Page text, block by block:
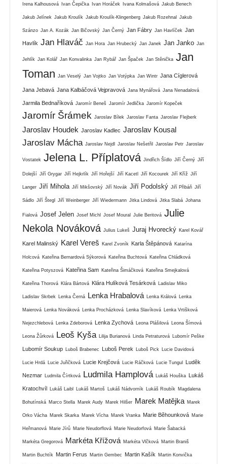
Irena Kalhousová Ivan Čepička Ivan Horáček Ivana Kolmašová Jakub Benech
Jakub Jelínek Jakub Kroulík Jakub Kroulík-Klingenberg Jakub Rozehnal Jakub
Szánzo Jan A. Kozák Jan Bičovský Jan Černý Jan Fábry Jan Havlíček Jan
Havlík Jan Hlaváč Jan Hora Jan Hrubecký Jan Janek Jan Janko Jan
Jehlík Jan Kolář Jan Konvalinka Jan Rybář Jan Špaček Jan Stěnička Jan
Toman
Jan Veselý Jan Vojtko Jan Votýpka Jan Wintr Jana Cíglerová
Jana Jebavá Jana Kalbáčová Vejpravová Jana Mynářová Jana Nenadalová
Jarmila Bednaříková Jaromír Beneš Jaromír Jedlička Jaromír Kopeček
Jaromír Šrámek Jaroslav Bílek Jaroslav Fanta Jaroslav Flejberk
Jaroslav Houdek Jaroslav Kadlec Jaroslav Kousal
Jaroslav Mácha Jaroslav Nejdl Jaroslav Nešetřil Jaroslav Petr Jaroslav
Vostatek Jelena L. Příplatová Jindřich Šídlo Jiří Černý Jiří
Dolejší Jiří Grygar Jiří Hejkrlík Jiří Hořejší Jiří Kacetl Jiří Kocourek Jiří Kříž Jiří
Langer Jiří Mihola Jiří Mikšovský Jiří Novák Jiří Podolský Jiří Přibáň Jiří
Sádlo Jiří Štegl Jiří Weinberger Jiří Wiedermann Jitka Lindová Jitka Slabá Johana
Fialová Josef Jelen Josef Michl Josef Moural Julie Beritová Julie
Nekola Nováková Julius Lukeš Juraj Hvorecký Karel Kovář
Karel Malinský Karel Vereš Karel Zvoník Karla Štěpánová Katarína
Holcová Kateřina Bernardová Sýkorová Kateřina Buchtová Kateřina Chládková
Kateřina Potyszová Kateřina Sam Kateřina Šimáčková Kateřina Smejkalová
Kateřina Thorová Klára Bártová Klára Hulíková Tesárková Ladislav Miko
Ladislav Skrbek Lenka Černá Lenka Hrabalová Lenka Králová Lenka
Maierová Lenka Nováková Lenka Procházková Lenka Slavíková Lenka Vrtišková
Nejezchlebová Lenka Zdeborová Lenka Zychová Leona Plášilová Leona Šímová
Leona Žůrková Leoš Kyša Lilija Burianová Linda Petraturová Lubomír Peške
Lubomír Soukup Luboš Brabenec Luboš Perek Luboš Pick Lucie Davidová
Lucie Hrdá Lucie Juřičková Lucie Krejčová Lucie Ráčková Lucie Tungul Luděk
Nezmar Ludmila Čírtková Ludmila Hamplová Lukáš Houška Lukáš
Kratochvíl Lukáš Laibl Lukáš Martoš Lukáš Nádvorník Lukáš Roubík Magdalena
Bohutínská Marco Stella Marek Audy Marek Hilšer Marek Matějka Marek
Orko Vácha Marek Skarka Marek Vícha Marek Vranka Marie Běhounková Marie
Heřmanová Marie Jírů Marie Neudorflová Marie Neudorfová Marie Šabacká
Markéta Gregorová Markéta Křížová Markéta Vlčková Martin Braniš
Martin Buchtík Martin Ferus Martin Gembec Martin Kašík Martin Konvička